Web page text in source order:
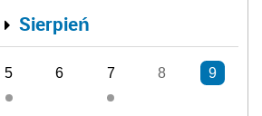
Sierpień
5 6 7 8 9